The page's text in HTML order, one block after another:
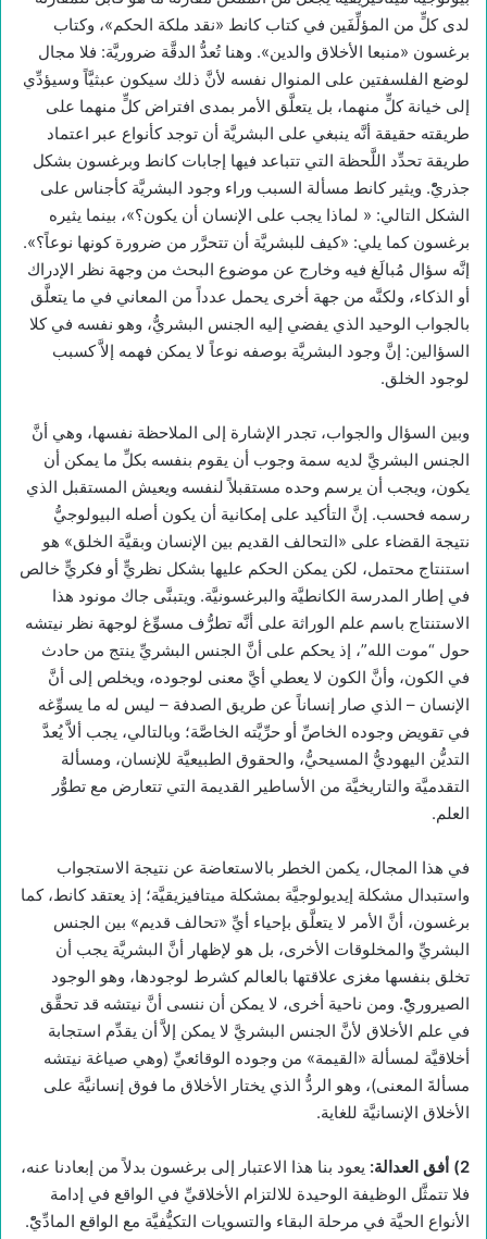
لدى كلٍّ من المؤلِّفَين في كتاب كانط «نقد ملكة الحكم»، وكتاب
برغسون «منبعا الأخلاق والدين». وهنا تُعدُّ الدقَّة ضروريَّة: فلا مجال
لوضع الفلسفتين على المنوال نفسه لأنَّ ذلك سيكون عبثيَّاً وسيؤدِّي
إلى خيانة كلٍّ منهما، بل يتعلَّق الأمر بمدى افتراض كلٍّ منهما على
طريقته حقيقة أنَّه ينبغي على البشريَّة أن توجد كأنواع عبر اعتماد
طريقة تحدِّد اللَّحظة التي تتباعد فيها إجابات كانط وبرغسون بشكل
جذريّْ. ويثير كانط مسألة السبب وراء وجود البشريَّة كأجناس على
الشكل التالي: « لماذا يجب على الإنسان أن يكون؟»، بينما يثيره
برغسون كما يلي: «كيف للبشريَّة أن تتحرَّر من ضرورة كونها نوعاً؟».
إنَّه سؤال مُبالَغ فيه وخارج عن موضوع البحث من وجهة نظر الإدراك
أو الذكاء، ولكنَّه من جهة أخرى يحمل عدداً من المعاني في ما يتعلَّق
بالجواب الوحيد الذي يفضي إليه الجنس البشريُّ، وهو نفسه في كلا
السؤالين: إنَّ وجود البشريَّة بوصفه نوعاً لا يمكن فهمه إلاَّ كسبب
لوجود الخلق.
وبين السؤال والجواب، تجدر الإشارة إلى الملاحظة نفسها، وهي أنَّ
الجنس البشريَّ لديه سمة وجوب أن يقوم بنفسه بكلِّ ما يمكن أن
يكون، ويجب أن يرسم وحده مستقبلاً لنفسه ويعيش المستقبل الذي
رسمه فحسب. إنَّ التأكيد على إمكانية أن يكون أصله البيولوجيُّ
نتيجة القضاء على «التحالف القديم بين الإنسان وبقيَّة الخلق» هو
استنتاج محتمل، لكن يمكن الحكم عليها بشكل نظريٍّ أو فكريٍّ خالص
في إطار المدرسة الكانطيَّة والبرغسونيَّة. ويتبنَّى جاك مونود هذا
الاستنتاج باسم علم الوراثة على أنَّه تطرُّف مسوِّغ لوجهة نظر نيتشه
حول “موت الله”، إذ يحكم على أنَّ الجنس البشريِّ ينتج من حادث
في الكون، وأنَّ الكون لا يعطي أيَّ معنى لوجوده، ويخلص إلى أنَّ
الإنسان – الذي صار إنساناً عن طريق الصدفة – ليس له ما يسوِّغه
في تقويض وجوده الخاصِّ أو حرِّيَّته الخاصَّة؛ وبالتالي، يجب ألاَّ يُعدَّ
التديُّن اليهوديُّ المسيحيُّ، والحقوق الطبيعيَّة للإنسان، ومسألة
التقدميَّة والتاريخيَّة من الأساطير القديمة التي تتعارض مع تطوُّر
العلم.
في هذا المجال، يكمن الخطر بالاستعاضة عن نتيجة الاستجواب
واستبدال مشكلة إيديولوجيَّة بمشكلة ميتافيزيقيَّة؛ إذ يعتقد كانط، كما
برغسون، أنَّ الأمر لا يتعلَّق بإحياء أيِّ «تحالف قديم» بين الجنس
البشريِّ والمخلوقات الأخرى، بل هو لإظهار أنَّ البشريَّة يجب أن
تخلق بنفسها مغزى علاقتها بالعالم كشرط لوجودها، وهو الوجود
الصيروريّْ. ومن ناحية أخرى، لا يمكن أن ننسى أنَّ نيتشه قد تحقَّق
في علم الأخلاق لأنَّ الجنس البشريَّ لا يمكن إلاَّ أن يقدِّم استجابة
أخلاقيَّة لمسألة «القيمة» من وجوده الوقائعيِّ (وهي صياغة نيتشه
مسألةَ المعنى)، وهو الردُّ الذي يختار الأخلاق ما فوق إنسانيَّة على
الأخلاق الإنسانيَّة للغاية.
2) أفق العدالة : يعود بنا هذا الاعتبار إلى برغسون بدلاً من إبعادنا عنه،
فلا تتمثَّل الوظيفة الوحيدة للالتزام الأخلاقيِّ في الواقع في إدامة
الأنواع الحيَّة في مرحلة البقاء والتسويات التكيُّفيَّة مع الواقع المادِّيّْ.